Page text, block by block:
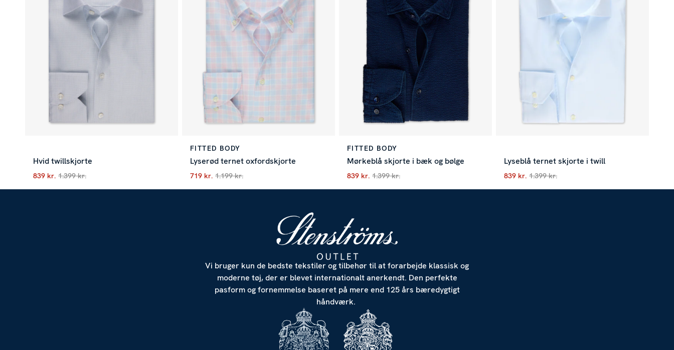
Hvid twillskjorte
Nuværende pris
1.399 kr.
839 kr. 1.399 kr.
FITTED BODY
Lyserød ternet oxfordskjorte
Nuværende pris
1.199 kr.
719 kr. 1.199 kr.
FITTED BODY
Mørkeblå skjorte i bæk og bølge
Nuværende pris
1.399 kr.
839 kr. 1.399 kr.
Lyseblå ternet skjorte i twill
Nuværende pris
839 kr. 1.399 kr.
Vi bruger kun de bedste tekstiler og tilbehør til at forarbejde klassisk og
moderne tøj, der er blevet internationalt anerkendt. Den perfekte
pasform og fornemmelse baseret på mere end 125 års bæredygtigt
håndværk.